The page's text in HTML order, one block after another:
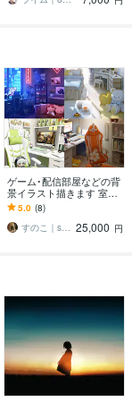
ゲーム･配信部屋などの背
景イラスト描きます 室内
背景に特化したサービス
です
5.0 (8)
すのこ｜snoko 25,000 円